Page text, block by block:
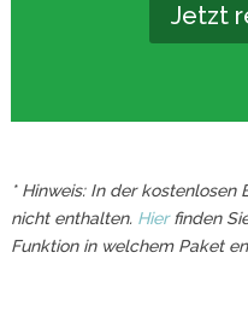
Jetzt
* Hinweis: In der kostenlosen
nicht enthalten. Hierfinden
Funktion in welchem Paket